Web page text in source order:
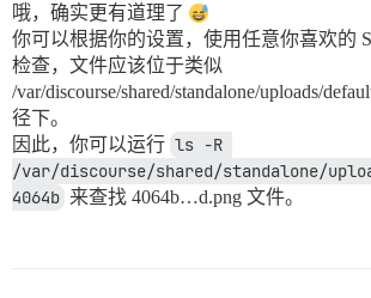
哦，确实更有道理了
你可以根据你的设置，使用任意你喜欢的
检查，文件应该位于类似
/var/discourse/shared/standalone/uploads/
径下。
因此，你可以运行 ls -R
/var/discourse/shared/standalone/
4064b 来查找 4064b…d.png 文件。